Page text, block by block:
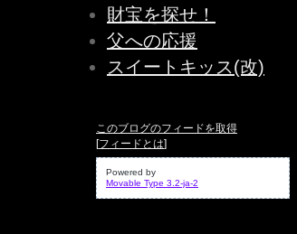
財宝を探せ！
父への応援
スイートキッス(改)
このブログのフィードを取得
[フィードとは]
Powered by
Movable Type 3.2-ja-2